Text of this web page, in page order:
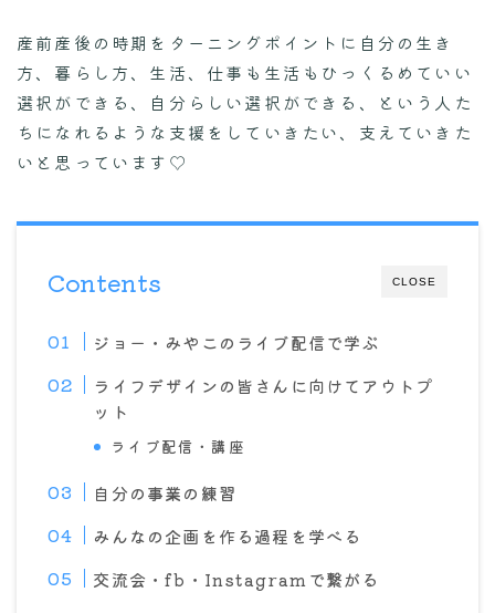
産前産後の時期をターニングポイントに自分の生き
方、暮らし方、生活、仕事も生活もひっくるめていい
選択ができる、自分らしい選択ができる、という人た
ちになれるような支援をしていきたい、支えていきた
いと思っています♡
CLOSE
Contents
ジョー・みやこのライブ配信で学ぶ
ライフデザインの皆さんに向けてアウトプ
ット
ライブ配信・講座
自分の事業の練習
みんなの企画を作る過程を学べる
交流会・fb・Instagramで繋がる